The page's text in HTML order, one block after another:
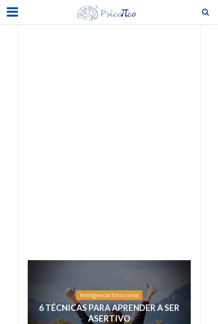
Inteligencia Emocional
6 TÉCNICAS PARA APRENDER A SER
ASERTIVO